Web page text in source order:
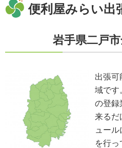
便利屋みらい出
岩手県二戸
出張可
域です
の登録
来るだ
ュー
を行